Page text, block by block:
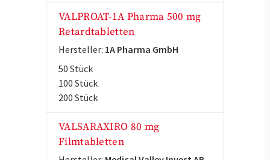
VALPROAT-1A Pharma 500 mg
Retardtabletten
Hersteller: 1A Pharma GmbH
50 Stück
100 Stück
200 Stück
VALSARAXIRO 80 mg
Filmtabletten